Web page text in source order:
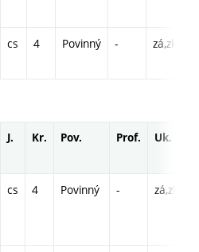
cs 4 Povinný - zá,zk
J. Kr. Pov. Prof. Uk.
cs 4 Povinný - zá,zk